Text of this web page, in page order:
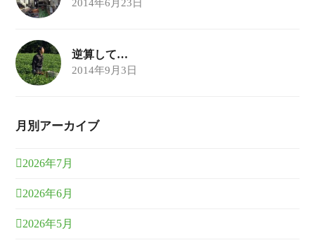
2014年6月23日
逆算して…
2014年9月3日
月別アーカイブ
2026年7月
2026年6月
2026年5月